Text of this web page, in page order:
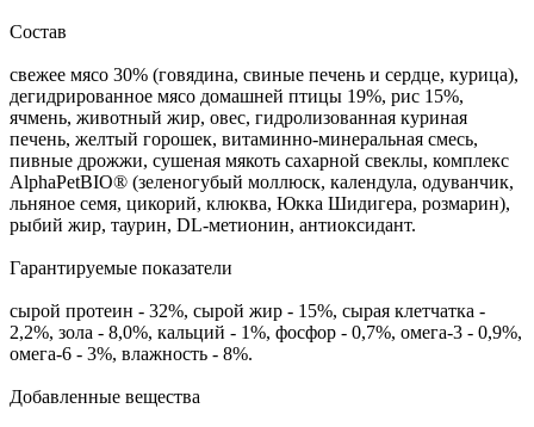
Состав
свежее мясо 30% (говядина, свиные печень и сердце, курица),
дегидрированное мясо домашней птицы 19%, рис 15%,
ячмень, животный жир, овес, гидролизованная куриная
печень, желтый горошек, витаминно-минеральная смесь,
пивные дрожжи, сушеная мякоть сахарной свеклы, комплекс
AlphaPetBIO® (зеленогубый моллюск, календула, одуванчик,
льняное семя, цикорий, клюква, Юкка Шидигера, розмарин),
рыбий жир, таурин, DL-метионин, антиоксидант.
Гарантируемые показатели
сырой протеин - 32%, сырой жир - 15%, сырая клетчатка -
2,2%, зола - 8,0%, кальций - 1%, фосфор - 0,7%, омега-3 - 0,9%,
омега-6 - 3%, влажность - 8%.
Добавленные вещества